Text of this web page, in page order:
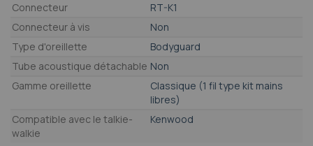
Connecteur
RT-K1
Connecteur à vis
Non
Type d'oreillette
Bodyguard
Tube acoustique détachable Non
Gamme oreillette
Classique (1 fil type kit mains
libres)
Compatible avec le talkie-
walkie
Kenwood